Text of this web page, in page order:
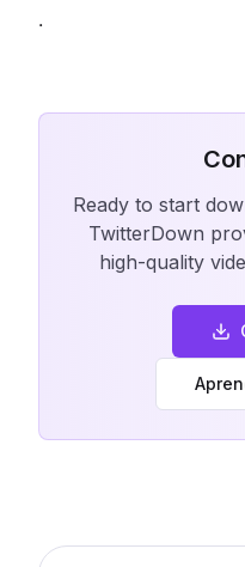
.
Ready to start
TwitterDown
high-quality